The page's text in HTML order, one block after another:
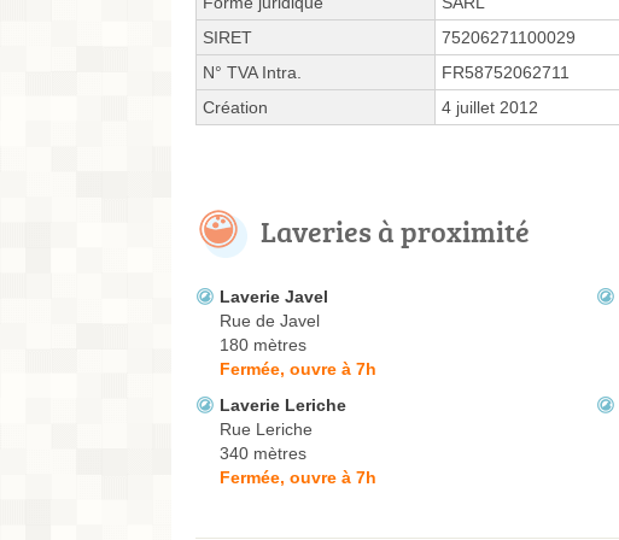
SIRET
75206271100029
N° TVA Intra.
FR58752062711
Création
4 juillet 2012
Laveries à proximité
Laverie Javel
Rue de Javel
180 mètres
Fermée, ouvre à 7h
Laverie Leriche
Rue Leriche
340 mètres
Fermée, ouvre à 7h